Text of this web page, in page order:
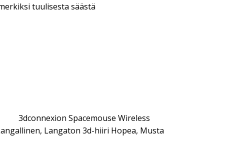
tuulisesta säästä